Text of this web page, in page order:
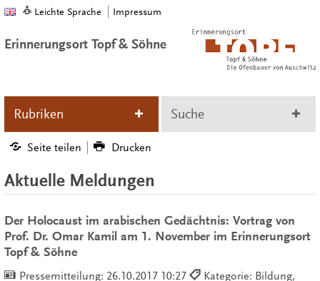
Leichte Sprache Impressum
Erinnerungsort Topf & Söhne
Rubriken Suche
Seite teilen Drucken
Aktuelle Meldungen
Der Holocaust im arabischen Gedächtnis: Vortrag von
Prof. Dr. Omar Kamil am 1. November im Erinnerungsort
Topf & Söhne
Pressemitteilung: 26.10.2017 10:27
Kategorie: Bildung,